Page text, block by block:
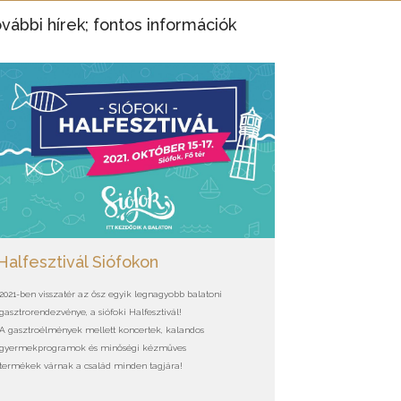
hírek; fontos információk
Siófokon
2021-ben visszatér az ősz egyik legnagyobb balatoni
gasztrorendezvénye, a siófoki Halfesztivál!
A gasztroélmények mellett koncertek, kalandos
gyermekprogramok és minőségi kézműves
termékek várnak a család minden tagjára!